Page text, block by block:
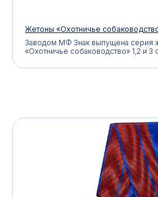
Жетоны «Охотничье
Заводом МФ Знак выпущена серия
«Охотничье собаководство» 1,2 и 3